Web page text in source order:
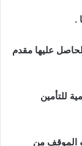
الحاصل عليها مقدم
للتأمين
أو الموقف من